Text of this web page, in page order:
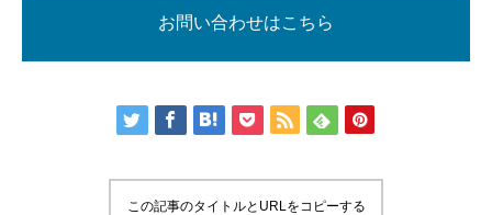
お問い合わせはこちら
この記事のタイトルとURLをコピーする